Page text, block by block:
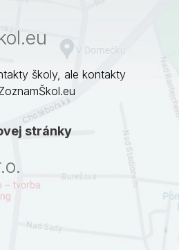
školy, ale kontakty
stránky